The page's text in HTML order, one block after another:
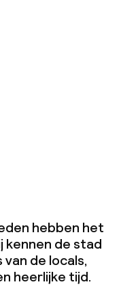
hebben het
kennen de stad
de locals,
heerlijke tijd.